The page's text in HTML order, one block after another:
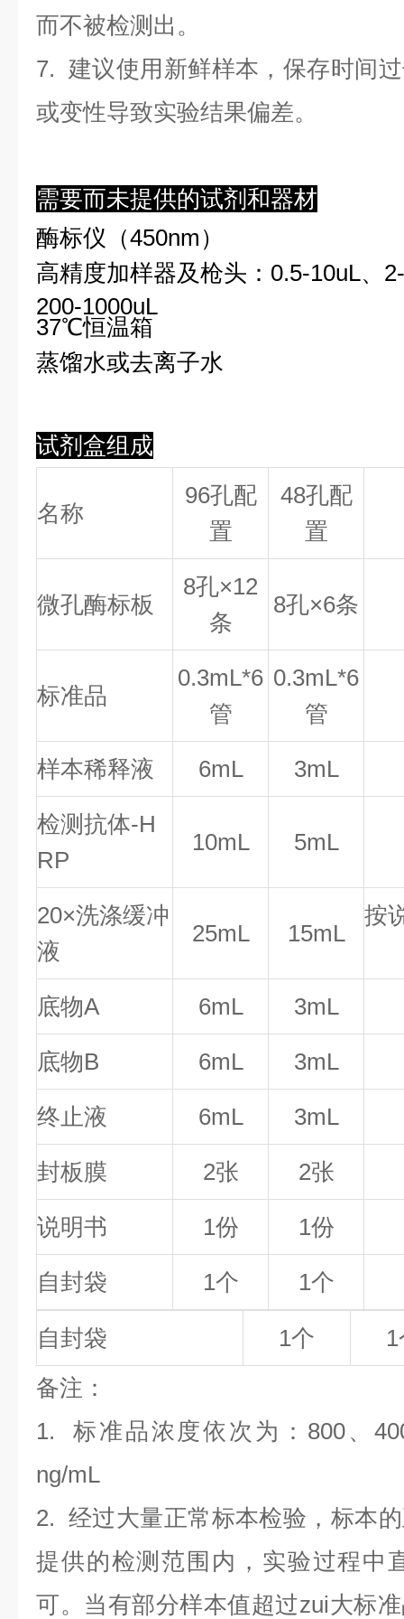
而不被检测出。
7. 建议使用新鲜样本，保存时间
或变性导致实验结果偏差。
需要而未提供的试剂和器材
酶标仪（450nm）
高精度加样器及枪头：0.5-10uL、
200-1000uL
37℃恒温箱
蒸馏水或去离子水
试剂盒组成
名称
96孔配
置
48孔配
置
微孔酶标板
8孔×12
条
8孔×6条
标准品
0.3mL*6
管
0.3mL*6
管
样本稀释液 6mL 3mL
检测抗体-H
RP
10mL 5mL
20×洗涤缓冲
液
25mL 15mL
按
底物A 6mL 3mL
底物B 6mL 3mL
终止液 6mL 3mL
封板膜 2张 2张
说明书 1份 1份
自封袋 1个 1个
自封袋 1个
备注 ：
1. 标准品浓度依次为：800、
ng/mL
2. 经过大量正常标本检验，标本
提供的检测范围内，实验过程中
可。当有部分样本值超过zui大标